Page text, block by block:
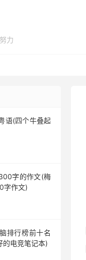
力
语(四个牛叠起
字的作文(梅
字作文)
排行榜前十名
电竞笔记本)